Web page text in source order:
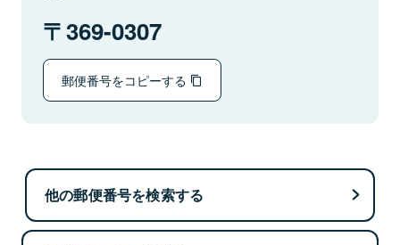
369-0307
郵便番号をコピーする
他の郵便番号を検索する